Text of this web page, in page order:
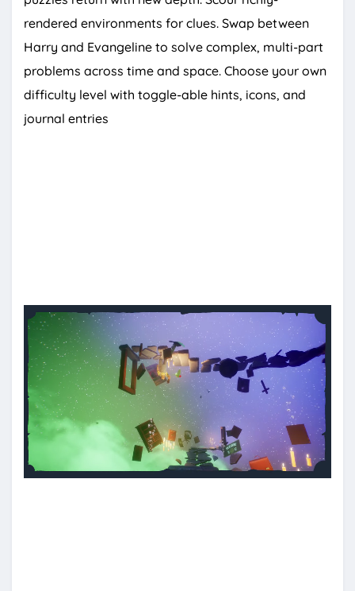
rendered environments for clues. Swap between
Harry and Evangeline to solve complex, multi-part
problems across time and space. Choose your own
difficulty level with toggle-able hints, icons, and
journal entries